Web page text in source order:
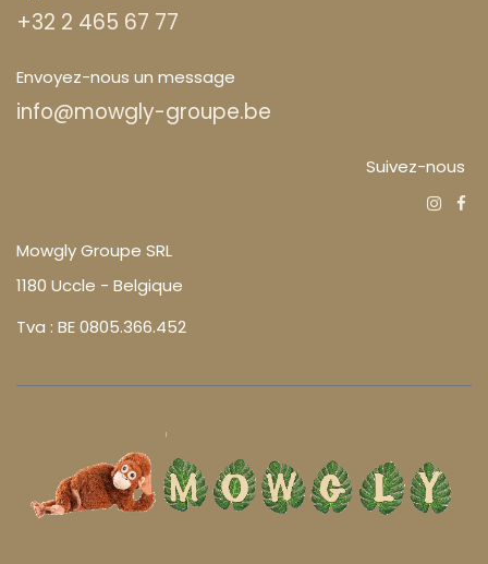
+32 2 465 67 77
Envoyez-nous un message
info@mowgly-groupe.be
Suivez-nous
Mowgly Groupe SRL
1180 Uccle - Belgique
Tva : BE 0805.366.452